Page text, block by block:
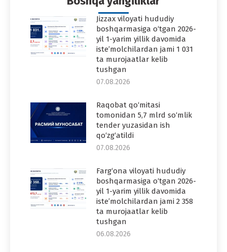
Jizzax viloyati hududiy
boshqarmasiga o‘tgan 2026-
yil 1-yarim yillik davomida
iste’molchilardan jami 1 031
ta murojaatlar kelib
tushgan
07.08.2026
Raqobat qo‘mitasi
tomonidan 5,7 mlrd so‘mlik
tender yuzasidan ish
qo‘zg‘atildi
07.08.2026
Farg‘ona viloyati hududiy
boshqarmasiga o‘tgan 2026-
yil 1-yarim yillik davomida
iste’molchilardan jami 2 358
ta murojaatlar kelib
tushgan
06.08.2026